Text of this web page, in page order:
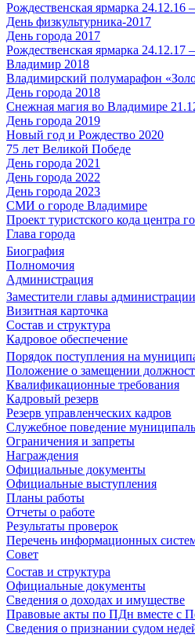
Рождественская ярмарка 24.12.16
День физкультурника-2017
День города 2017
Рождественская ярмарка 24.12.17
Владимир 2018
Владимирский полумарафон
День города 2018
Снежная магия во Владимире
День города 2019
Новый год и Рождество 2020
75 лет Великой Победе
День города 2021
День города 2022
День города 2023
СМИ о городе Владимире
Проект туристского кода центра
Глава города
Биография
Полномочия
Администрация
Заместители главы
Визитная карточка
Состав и структура
Кадровое обеспечение
Порядок поступления на
Положение о замещении
Квалификационные требования
Кадровый резерв
Резерв управленческих кадров
Служебное поведение
Ограничения и запреты
Награждения
Официальные документы
Официальные выступления
Планы работы
Отчеты о работе
Результаты проверок
Перечень информационных
Совет
Состав и структура
Официальные документы
Сведения о доходах и имуществе
Правовые акты по ПДн вместе с
Сведения о признании судом